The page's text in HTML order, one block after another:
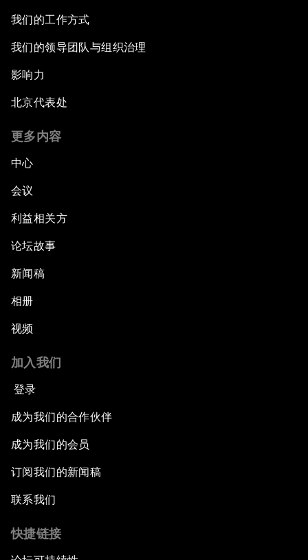
我们的工作方式
我们的领导团队与组织治理
影响力
北京代表处
更多内容
中心
会议
利益相关方
论坛故事
新闻稿
相册
视频
加入我们
登录
成为我们的合作伙伴
成为我们的会员
订阅我们的新闻稿
联系我们
快捷链接